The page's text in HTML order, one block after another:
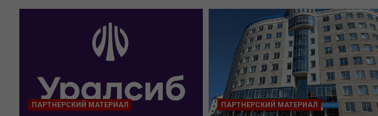
ПАРТНЕРСКИЙ МАТЕРИАЛ ПАРТНЕРСКИЙ МАТЕРИАЛ